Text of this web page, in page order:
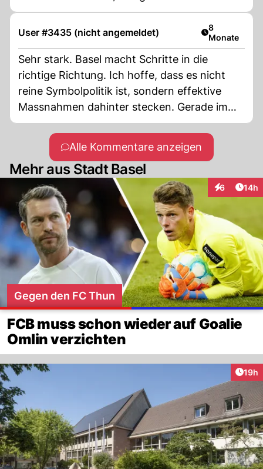
Kriminalität, Wohnungsnot um nur einige zu
nennen
User #3435 (nicht angemeldet) Artikel
8
Monate
Sehr stark. Basel macht Schritte in die
richtige Richtung. Ich hoffe, dass es nicht
reine Symbolpolitik ist, sondern effektive
Massnahmen dahinter stecken. Gerade im
Bereich Gesundheitswesen und Betreuung
gibt es noch viel zu tun.
Alle Kommentare anzeigen
Mehr aus Stadt Basel
6
Interaktionen
14h
Gegen den FC Thun
FCB muss schon wieder auf Goalie
Omlin verzichten
19h